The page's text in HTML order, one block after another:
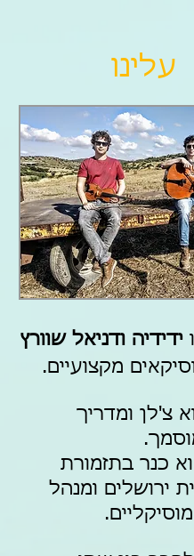
עלינו
ידידיה ודניאל שוורץ
מקצועיים.
צ'לן ומדריך
כנר בתזמורת
ירושלים ומנהל